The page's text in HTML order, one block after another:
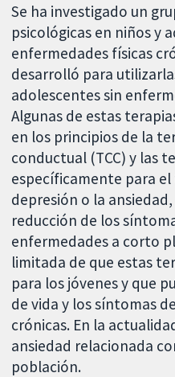
Se ha investigado un
psicológicas en niños y
enfermedades físicas
desarrolló para
adolescentes sin
Algunas de estas
en los principios de la
conductual (TCC) y las
específicamente para
depresión o la
reducción de los
enfermedades a corto
limitada de que estas
para los jóvenes y que
de vida y los síntomas
crónicas. En la
ansiedad relacionada
población.